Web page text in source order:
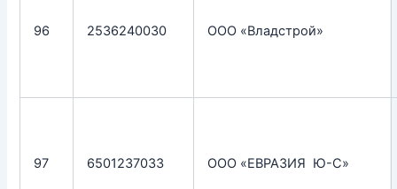
96 2536240030 ООО «Владстрой»
97 6501237033 ООО «ЕВРАЗИЯ Ю-С»